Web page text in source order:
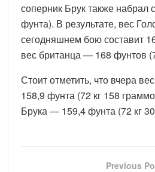
соперник Брук также набрал
фунта). В результате, вес
сегодняшнем бою составит
вес британца — 168 фунтов
Стоит отметить, что вчера
158,9 фунта (72 кг 158
Брука — 159,4 фунта (72 кг
Previous